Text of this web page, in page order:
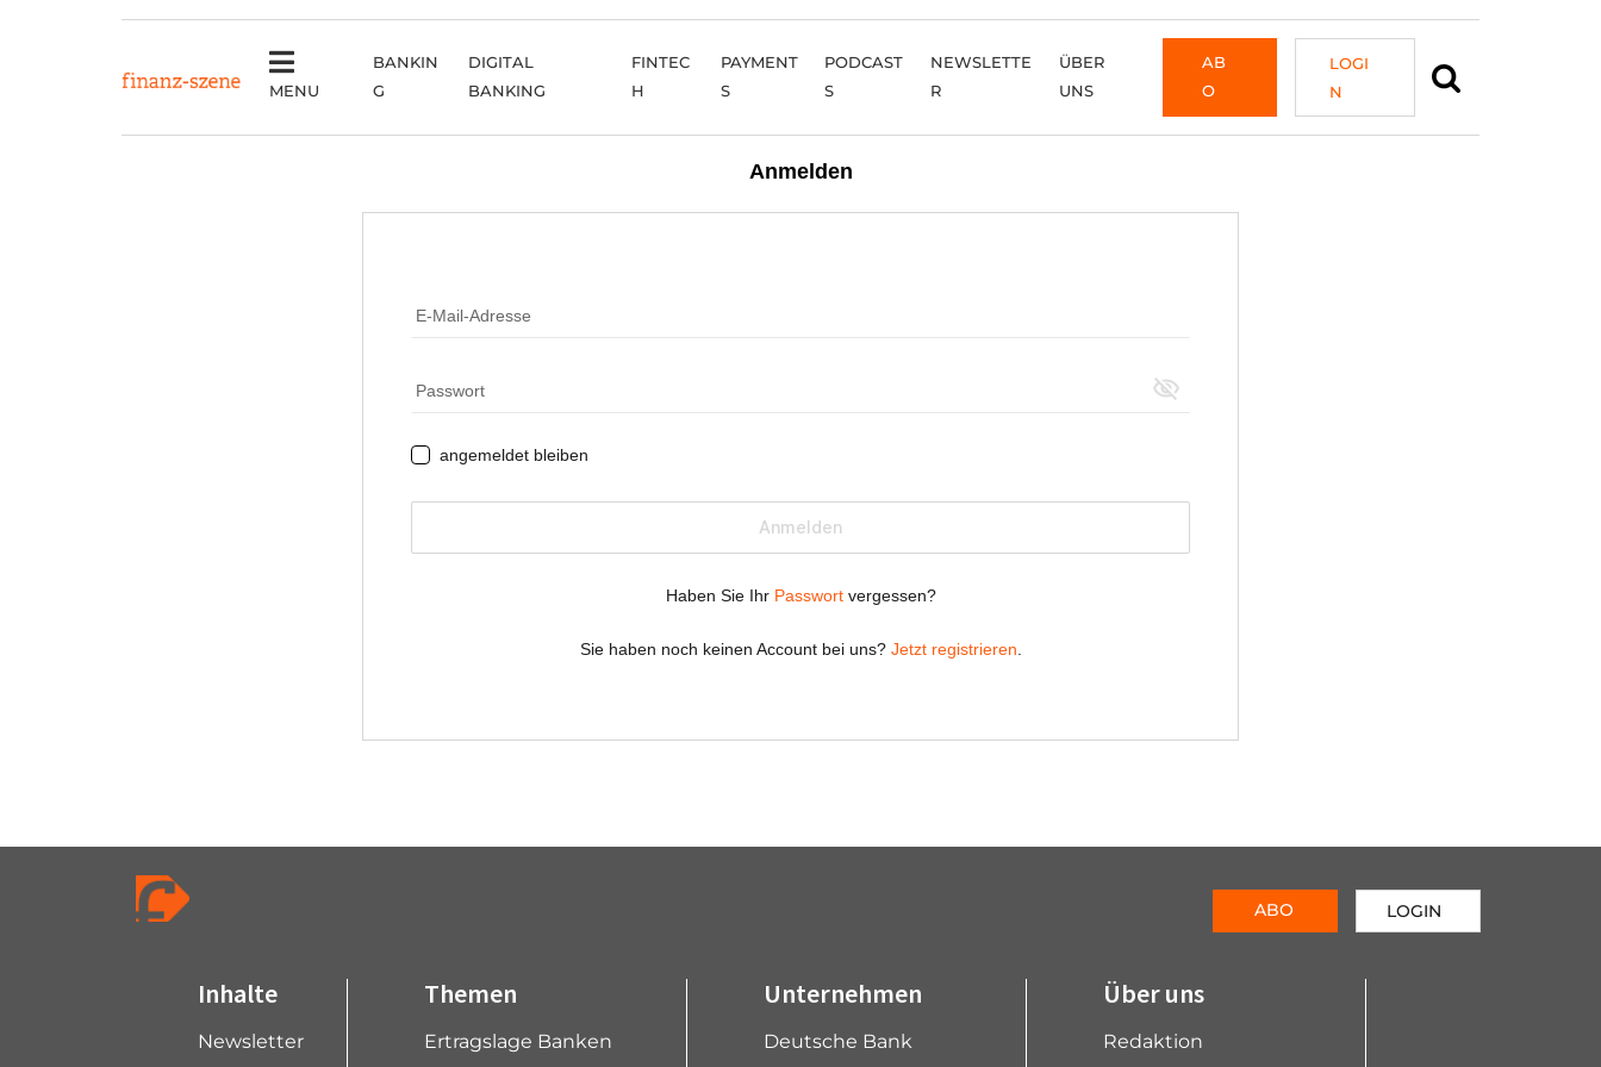
MENU
BANKIN
G
DIGITAL
BANKING
FINTEC
H
PAYMENT
S
PODCAST
S
NEWSLETTE
R
ÜBER
UNS
AB
O
LOGI
N
Inhalte
Newsletter
Themen
Ertragslage Banken
Unternehmen
Deutsche Bank
Über uns
Redaktion
ABO LOGIN